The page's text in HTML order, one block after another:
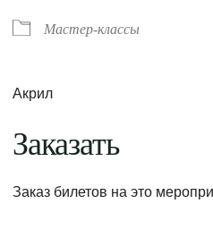
Мастер-классы
Акрил
Заказать
Заказ билетов на это